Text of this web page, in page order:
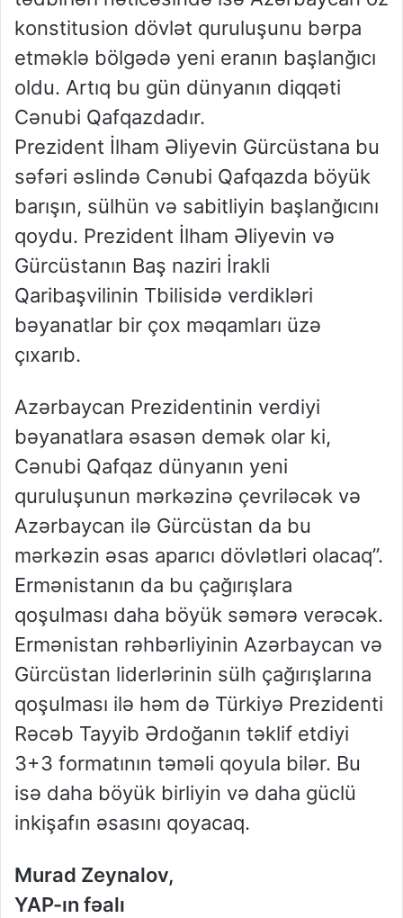
konstitusion dövlət quruluşunu bərpa
etməklə bölgədə yeni eranın başlanğıcı
oldu. Artıq bu gün dünyanın diqqəti
Cənubi Qafqazdadır.
Prezident İlham Əliyevin Gürcüstana bu
səfəri əslində Cənubi Qafqazda böyük
barışın, sülhün və sabitliyin başlanğıcını
qoydu. Prezident İlham Əliyevin və
Gürcüstanın Baş naziri İrakli
Qaribaşvilinin Tbilisidə verdikləri
bəyanatlar bir çox məqamları üzə
çıxarıb.
Azərbaycan Prezidentinin verdiyi
bəyanatlara əsasən demək olar ki,
Cənubi Qafqaz dünyanın yeni
quruluşunun mərkəzinə çevriləcək və
Azərbaycan ilə Gürcüstan da bu
mərkəzin əsas aparıcı dövlətləri olacaq”.
Ermənistanın da bu çağırışlara
qoşulması daha böyük səmərə verəcək.
Ermənistan rəhbərliyinin Azərbaycan və
Gürcüstan liderlərinin sülh çağırışlarına
qoşulması ilə həm də Türkiyə Prezidenti
Rəcəb Tayyib Ərdoğanın təklif etdiyi
3+3 formatının təməli qoyula bilər. Bu
isə daha böyük birliyin və daha güclü
inkişafın əsasını qoyacaq.
Murad Zeynalov,
YAP-ın fəalı